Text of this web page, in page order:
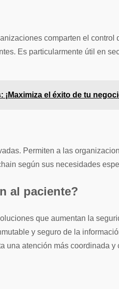
comparten el
Es particularmente útil en
el éxito de tu
Permiten a las
según sus necesidades
al paciente?
que aumentan la
y seguro de la
una atención más coordinada y